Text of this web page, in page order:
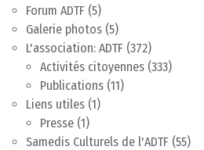
Forum ADTF (5)
Galerie photos (5)
L'association: ADTF (372)
Activités citoyennes (333)
Publications (11)
Liens utiles (1)
Presse (1)
Samedis Culturels de l'ADTF (55)